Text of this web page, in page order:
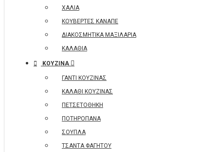
ΧΑΛΙΑ
ΚΟΥΒΕΡΤΕΣ ΚΑΝΑΠΕ
ΔΙΑΚΟΣΜΗΤΙΚΑ ΜΑΞΙΛΑΡΙΑ
ΚΑΛΑΘΙΑ
ΚΟΥΖΙΝΑ
ΓΑΝΤΙ ΚΟΥΖΙΝΑΣ
ΚΑΛΑΘΙ ΚΟΥΖΙΝΑΣ
ΠΕΤΣΕΤΟΘΗΚΗ
ΠΟΤΗΡΟΠΑΝΑ
ΣΟΥΠΛΑ
ΤΣΑΝΤΑ ΦΑΓΗΤΟΥ